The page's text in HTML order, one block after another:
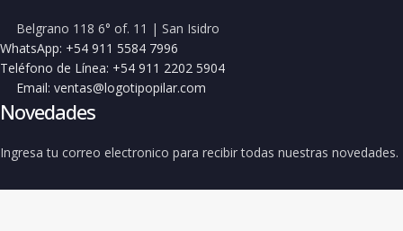
Belgrano 118 6° of. 11 | San Isidro
WhatsApp: +54 911 5584 7996
Teléfono de Línea: +54 911 2202 5904
Email: ventas@logotipopilar.com
Novedades
Ingresa tu correo electronico para recibir todas nuestras novedades.